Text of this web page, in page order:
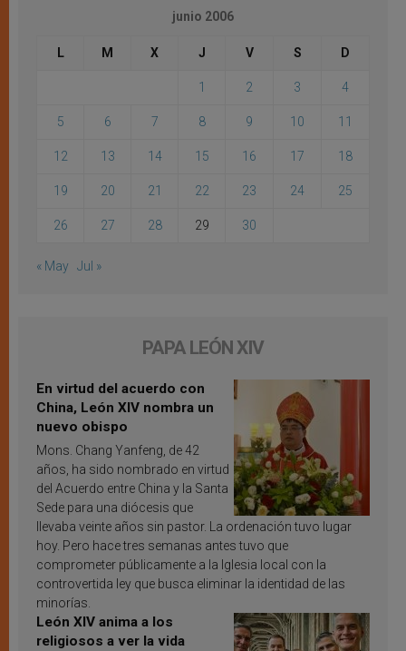
junio 2006
L M X J V S D
1 2 3 4
5 6 7 8 9 10 11
12 13 14 15 16 17 18
19 20 21 22 23 24 25
26 27 28 29 30
« May Jul »
PAPA LEÓN XIV
En virtud del acuerdo con
China, León XIV nombra un
nuevo obispo
Mons. Chang Yanfeng, de 42
años, ha sido nombrado en virtud
del Acuerdo entre China y la Santa
Sede para una diócesis que
llevaba veinte años sin pastor. La ordenación tuvo lugar
hoy. Pero hace tres semanas antes tuvo que
comprometer públicamente a la Iglesia local con la
controvertida ley que busca eliminar la identidad de las
minorías.
León XIV anima a los
religiosos a ver la vida